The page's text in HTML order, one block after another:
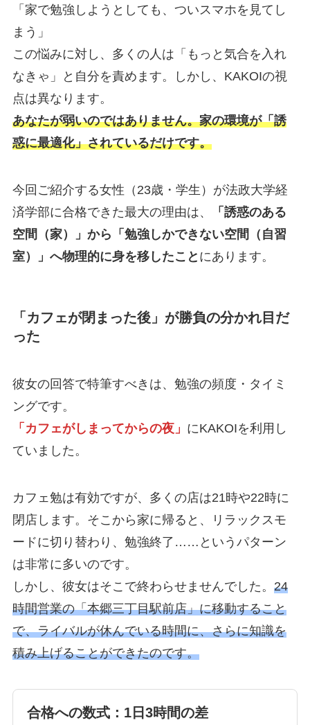
「家で勉強しようとしても、ついスマホを見てし
まう」
この悩みに対し、多くの人は「もっと気合を入れ
なきゃ」と自分を責めます。しかし、KAKOIの視
点は異なります。
あなたが弱いのではありません。家の環境が「誘
惑に最適化」されているだけです。
今回ご紹介する女性（23歳・学生）が法政大学経
済学部に合格できた最大の理由は、
「誘惑のある
空間（家）」から「勉強しかできない空間（自習
室）」へ物理的に身を移したこと にあります。
「カフェが閉まった後」が勝負の分かれ目だ
った
彼女の回答で特筆すべきは、勉強の頻度・タイミ
ングです。
「カフェがしまってからの夜」 にKAKOIを利用し
ていました。
カフェ勉は有効ですが、多くの店は21時や22時に
閉店します。そこから家に帰ると、リラックスモ
ードに切り替わり、勉強終了……というパターン
は非常に多いのです。
しかし、彼女はそこで終わらせませんでした。 24
時間営業の「本郷三丁目駅前店」に移動すること
で、ライバルが休んでいる時間に、さらに知識を
積み上げることができたのです。
合格への数式：1日3時間の差